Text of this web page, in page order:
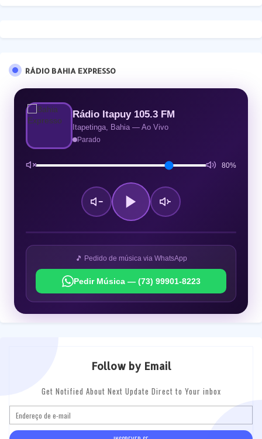
RÁDIO BAHIA EXPRESSO
Rádio Itapuy 105.3 FM
Itapetinga, Bahia — Ao Vivo
Parado
80%
🎵 Pedido de música via WhatsApp
Pedir Música — (73) 99901-8223
Follow by Email
Get Notified About Next Update Direct to Your inbox